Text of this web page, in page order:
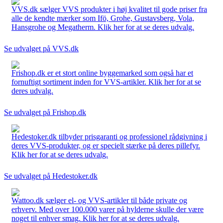
VVS.dk sælger VVS produkter i høj kvalitet til gode priser fra
alle de kendte mærker som Ifö, Grohe, Gustavsberg, Vola,
Hansgrohe og Megatherm. Klik her for at se deres udvalg.
Se udvalget på VVS.dk
Frishop.dk er et stort online byggemarked som også har et
fornuftigt sortiment inden for VVS-artikler. Klik her for at se
deres udvalg.
Se udvalget på Frishop.dk
Hedestoker.dk tilbyder prisgaranti og professionel rådgivning i
deres VVS-produkter, og er specielt stærke på deres pillefyr.
Klik her for at se deres udvalg.
Se udvalget på Hedestoker.dk
Wattoo.dk sælger el- og VVS-artikler til både private og
erhverv. Med over 100.000 varer på hylderne skulle der være
noget til enhver smag. Klik her for at se deres udvalg.